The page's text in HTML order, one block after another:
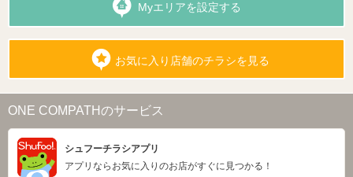
Myエリアを設定する
お気に入り店舗のチラシを見る
ONE COMPATHのサービス
シュフーチラシアプリ
アプリならお気に入りのお店がすぐに見つかる！